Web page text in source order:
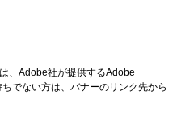
、Adobe社が提供するAdobe
でない方は、バナーのリンク先から